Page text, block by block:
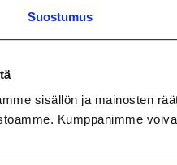
Suostumus
sisällön ja mainosten
Kumppanimme